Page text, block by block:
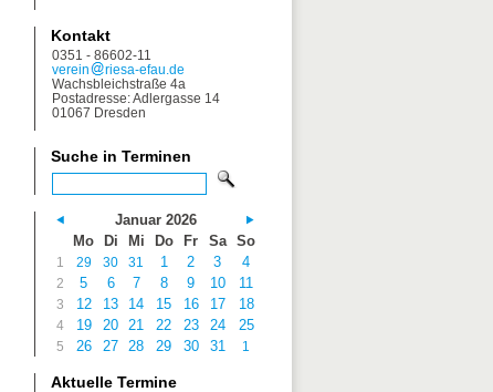
Kontakt
0351 - 86602-11
verein
riesa-efau.de
Wachsbleichstraße 4a
Postadresse: Adlergasse 14
01067 Dresden
Suche in Terminen
Januar 2026
Mo
Di Mi Do Fr Sa So
1 29 30 31 1 2 3 4
2 5 6 7 8 9 10 11
3 12 13 14 15 16 17 18
4 19 20 21 22 23 24 25
5 26 27 28 29 30 31 1
Aktuelle Termine